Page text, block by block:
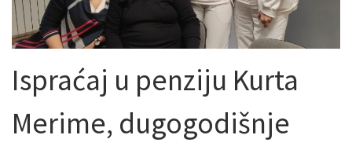
Ispraćaj u penziju Kurta
Merime, dugogodišnje